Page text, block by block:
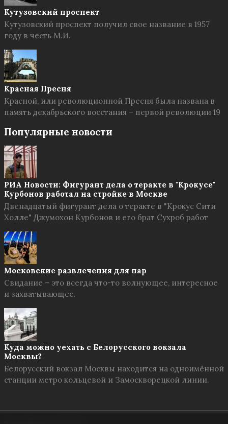
Кутузовский проспект
Кутузовский проспект получил свое название в 1957
году в честь М.И.
Красная Пресня
Красной, или революционной Пресня была названа в
память декабрьского восстания – первой революции 19
Популярные новости
РИА Новости: Фигурант дела о теракте в "Крокусе"
Курбонов работал на стройке в Москве
Двенадцатый фигурант дела о теракте в "Крокус Сити
Холле" Джумохон Курбонов и его брат Сухроб работ
Московские развлечения для пар
Свидание – это всегда что-то волнующее, интересное
и захватывающее.
Куда можно уехать с Белорусского вокзала
Москвы?
Белорусский вокзал Москвы находится на одноимённой
станции метро кольцевой и Замоскворецкой линии.